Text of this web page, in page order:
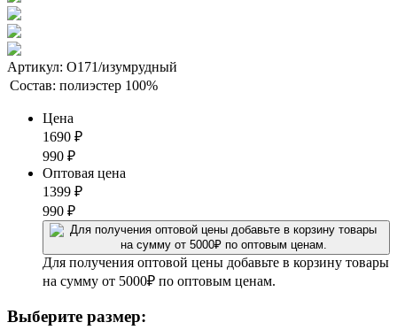
Артикул: О171/изумрудный
Состав: полиэстер 100%
Цена
1690 ₽
990 ₽
Оптовая цена
1399 ₽
990 ₽
Для получения оптовой цены добавьте в корзину товары
на сумму от 5000₽ по оптовым ценам.
Выберите размер: